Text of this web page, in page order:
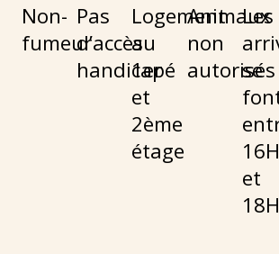
Non-
fumeur
Pas
d’accès
handicapé
Logement
au
1er
et
2ème
étage
Animaux
non
autorisés
Les
se
et